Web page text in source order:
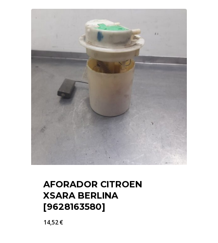
AFORADOR CITROEN
XSARA BERLINA
[9628163580]
14,52€